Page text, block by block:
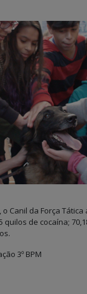
Canil da Força
quilos de cocaína;
3º BPM